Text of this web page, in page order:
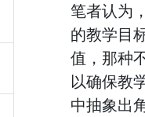
笔者认为
的教学目
值，那种
以确保教
中抽象出